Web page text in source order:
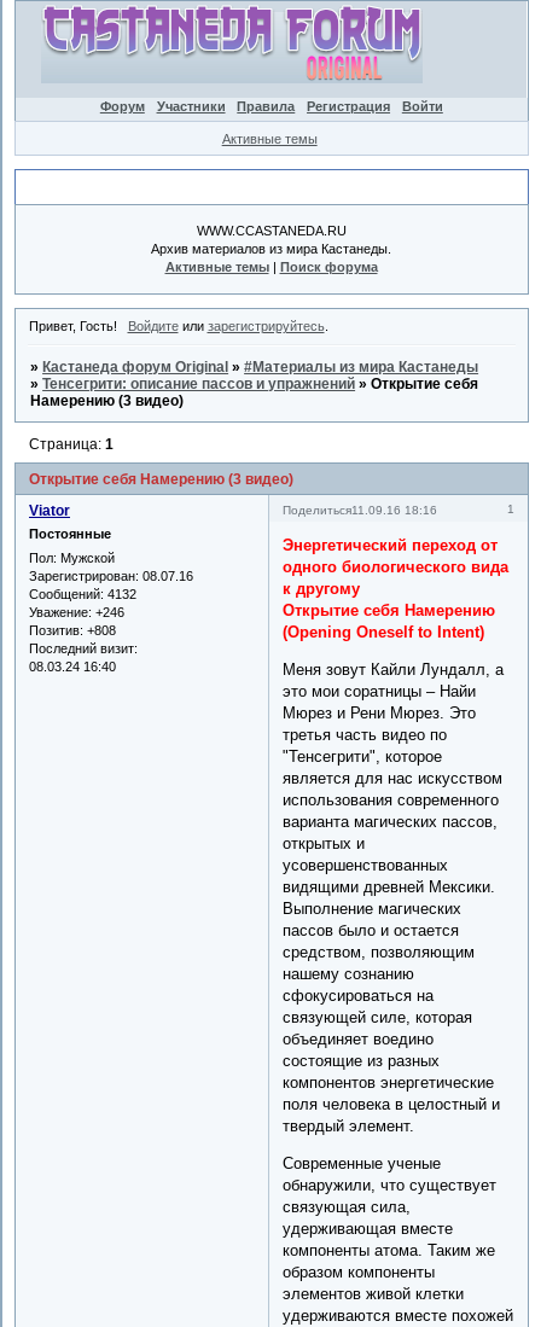
Форум Участники Правила Регистрация Войти
Активные темы
WWW.CCASTANEDA.RU
Архив материалов из мира Кастанеды.
Активные темы| Поиск форума
Привет, Гость! Войдитеили зарегистрируйтесь.
» Кастанеда форум Original »#Материалы из мира Кастанеды
»Тенсегрити: описание пассов и упражнений »Открытие себя
Намерению (3 видео)
Открытие себя Намерению (3 видео)
Страница:1
Поделиться 1
11.09.16 18:16
Viator
Постоянные
Пол: Мужской
Зарегистрирован: 08.07.16
Сообщений: 4132
Уважение: +246
Позитив: +808
Последний визит:
08.03.24 16:40
Энергетический переход от
одного биологического вида
к другому
Открытие себя Намерению
(Opening Oneself to Intent)
Меня зовут Кайли Лундалл, а
это мои соратницы – Найи
Мюрез и Рени Мюрез. Это
третья часть видео по
"Тенсегрити", которое
является для нас искусством
использования современного
варианта магических пассов,
открытых и
усовершенствованных
видящими древней Мексики.
Выполнение магических
пассов было и остается
средством, позволяющим
нашему сознанию
сфокусироваться на
связующей силе, которая
объединяет воедино
состоящие из разных
компонентов энергетические
поля человека в целостный и
твердый элемент.
Современные ученые
обнаружили, что существует
связующая сила,
удерживающая вместе
компоненты атома. Таким же
образом компоненты
элементов живой клетки
удерживаются вместе похожей